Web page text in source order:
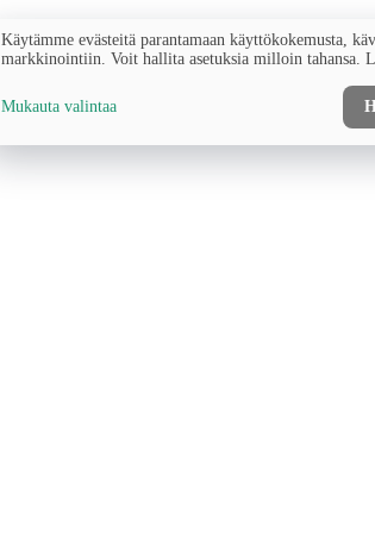
Käytämme evästeitä parantamaan käyttökokemusta,
markkinointiin. Voit hallita asetuksia milloin tahansa.
Mukauta valintaa